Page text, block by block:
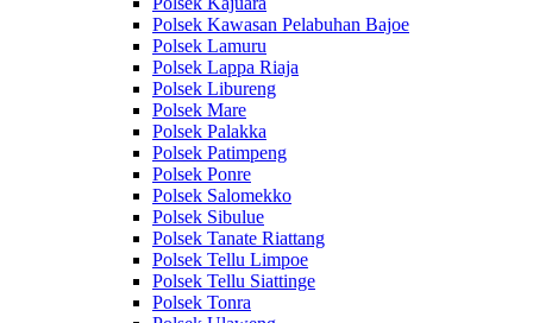
Polsek Kawasan Pelabuhan Bajoe
Polsek Lamuru
Polsek Lappa Riaja
Polsek Libureng
Polsek Mare
Polsek Palakka
Polsek Patimpeng
Polsek Ponre
Polsek Salomekko
Polsek Sibulue
Polsek Tanate Riattang
Polsek Tellu Limpoe
Polsek Tellu Siattinge
Polsek Tonra